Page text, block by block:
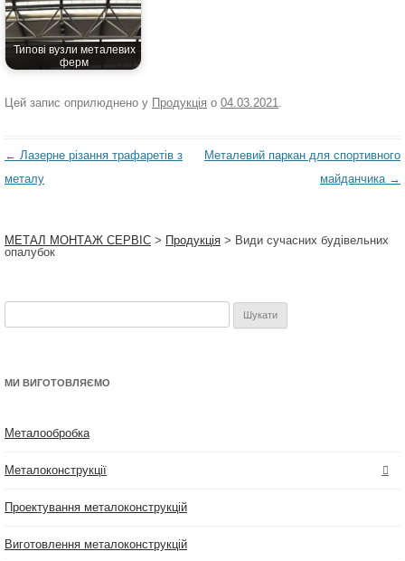
Типові вузли металевих
ферм
Цей запис оприлюднено у Продукція о 04.03.2021.
Навігація
по
← Лазерне різання трафаретів з
металу
Металевий паркан для спортивного
майданчика →
МЕТАЛ МОНТАЖ СЕРВІС > Продукція > Види сучасних будівельних
опалубок
МИ ВИГОТОВЛЯЄМО
Металообробка
Металоконструкції
Проектування металоконструкцій
Виготовлення металоконструкцій